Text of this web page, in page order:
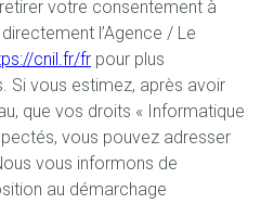
votre consentement à
l’Agence / Le
cnil.fr/fr pour plus
Si vous estimez, après avoir
que vos droits « Informatique
vous pouvez adresser
vous informons de
au démarchage